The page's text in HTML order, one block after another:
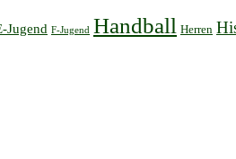
Jugend F-Jugend Handball Herren